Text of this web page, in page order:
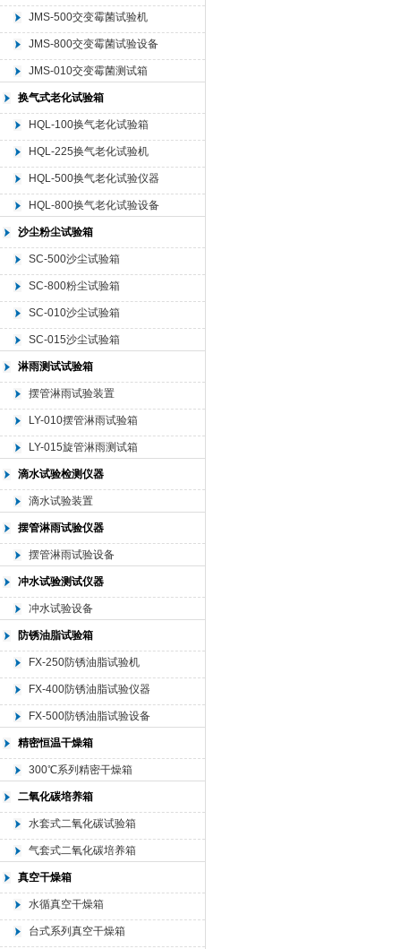
JMS-500交变霉菌试验机
JMS-800交变霉菌试验设备
JMS-010交变霉菌测试箱
换气式老化试验箱
HQL-100换气老化试验箱
HQL-225换气老化试验机
HQL-500换气老化试验仪器
HQL-800换气老化试验设备
沙尘粉尘试验箱
SC-500沙尘试验箱
SC-800粉尘试验箱
SC-010沙尘试验箱
SC-015沙尘试验箱
淋雨测试试验箱
摆管淋雨试验装置
LY-010摆管淋雨试验箱
LY-015旋管淋雨测试箱
滴水试验检测仪器
滴水试验装置
摆管淋雨试验仪器
摆管淋雨试验设备
冲水试验测试仪器
冲水试验设备
防锈油脂试验箱
FX-250防锈油脂试验机
FX-400防锈油脂试验仪器
FX-500防锈油脂试验设备
精密恒温干燥箱
300℃系列精密干燥箱
二氧化碳培养箱
水套式二氧化碳试验箱
气套式二氧化碳培养箱
真空干燥箱
水循真空干燥箱
台式系列真空干燥箱